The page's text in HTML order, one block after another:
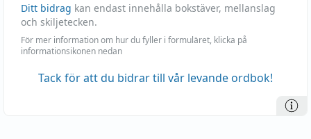
Ditt bidrag kan endast innehålla bokstäver, mellanslag
och skiljetecken.
För mer information om hur du fyller i formuläret, klicka på
informationsikonen nedan
Tack för att du bidrar till vår levande ordbok!